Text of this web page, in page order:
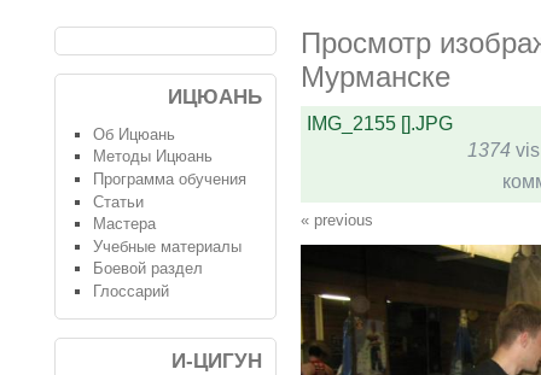
Просмотр
Мурманске
IMG_2155 [].JPG
1374
« previous
ИЦЮАНЬ
Об Ицюань
Методы Ицюань
Программа обучения
Статьи
Мастера
Учебные материалы
Боевой раздел
Глоссарий
И-ЦИГУН